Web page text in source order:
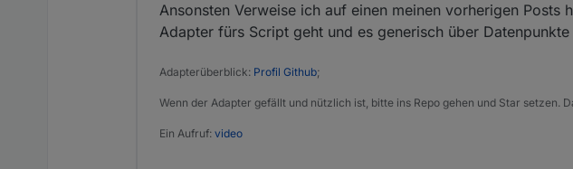
Ansonsten Verweise ich auf einen meinen vorherigen Posts
Adapter fürs Script geht und es generisch über
Adapterüberblick: Profil Github;
Wenn der Adapter gefällt und nützlich ist, bitte ins Repo gehen und Star setzen.
Ein Aufruf: video